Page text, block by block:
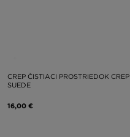
CREP ČISTIACI PROSTRIEDOK CREP
SUEDE
16,00 €